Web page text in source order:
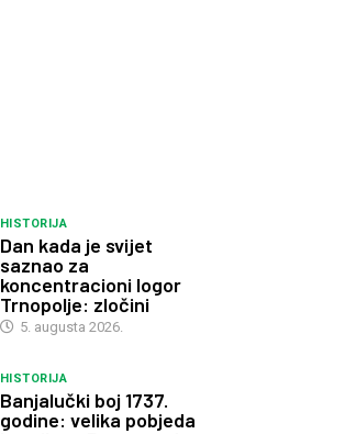
HISTORIJA
Dan kada je svijet
saznao za
koncentracioni logor
Trnopolje: zločini
5. augusta 2026.
HISTORIJA
Banjalučki boj 1737.
godine: velika pobjeda